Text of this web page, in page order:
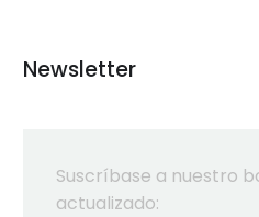
Newsletter
Suscríbase a nuestro
actualizado: